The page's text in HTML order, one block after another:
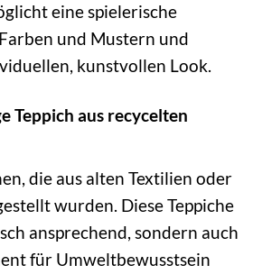
eine spielerische
und Mustern und
kunstvollen Look.
Teppich aus recycelten
die aus alten Textilien oder
wurden. Diese Teppiche
ansprechend, sondern auch
für Umweltbewusstsein